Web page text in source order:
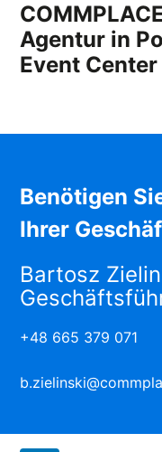
Agentur in
Event Center
Benötigen
Ihrer
Bartosz
+48 665 379 071